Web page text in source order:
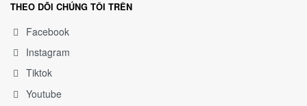
THEO DÕI CHÚNG TÔI TRÊN
Facebook
Instagram
Tiktok
Youtube